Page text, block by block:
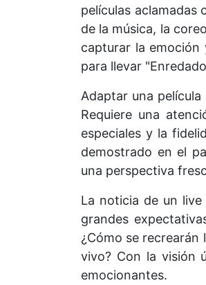
películas aclamadas
de la música, la
capturar la
para llevar
Adaptar una
Requiere una
especiales y la
demostrado en el
una perspectiva
La noticia de un
grandes
¿Cómo se
vivo? Con la visión
emocionantes.